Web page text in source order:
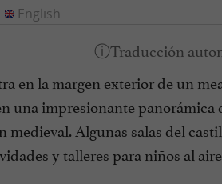
en la margen exterior de un
una impresionante
Algunas salas del
y talleres para niños al
English